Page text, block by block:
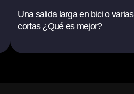
Una salida larga en bici o varias
cortas ¿Qué es mejor?